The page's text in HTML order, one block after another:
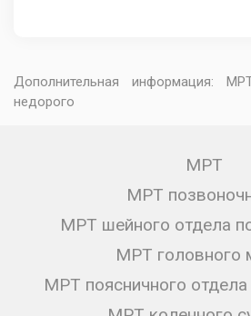
Дополнительная информация:
недорого
МРТ
МРТ
МРТ шейного отдела
МРТ головного
МРТ поясничного